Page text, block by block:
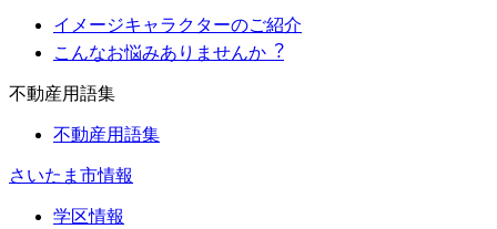
イメージキャラクターのご紹介
こんなお悩みありませんか︖
不動産用語集
不動産用語集
さいたま市情報
学区情報